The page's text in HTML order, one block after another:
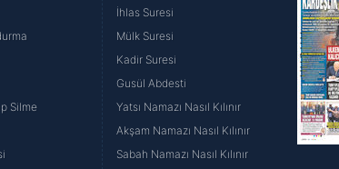
Aydınlatma Metnimizi okumak ve sitemizde ilgili
Silme
İhlas Suresi
Mülk Suresi
Kadir Suresi
Gusül Abdesti
Yatsı Namazı Nasıl Kılınır
Akşam Namazı Nasıl Kılınır
Sabah Namazı Nasıl Kılınır